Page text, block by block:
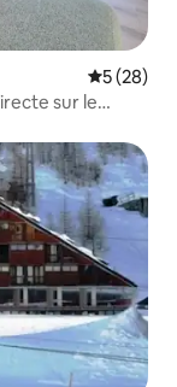
5 (28)
sur le